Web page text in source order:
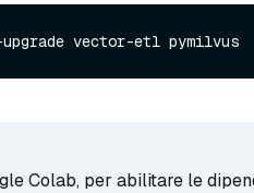
vector-etl pymilvus
Colab, per abilitare le